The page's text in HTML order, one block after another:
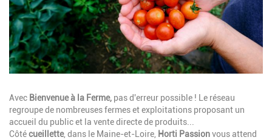
Description
Avec Bienvenue à la Ferme, pas d'erreur possible ! Le réseau
regroupe de nombreuses fermes et exploitations proposant un
accueil du public et la vente directe de produits...
Côtécueillette, dans le Maine-et-Loire, Horti Passionvous attend